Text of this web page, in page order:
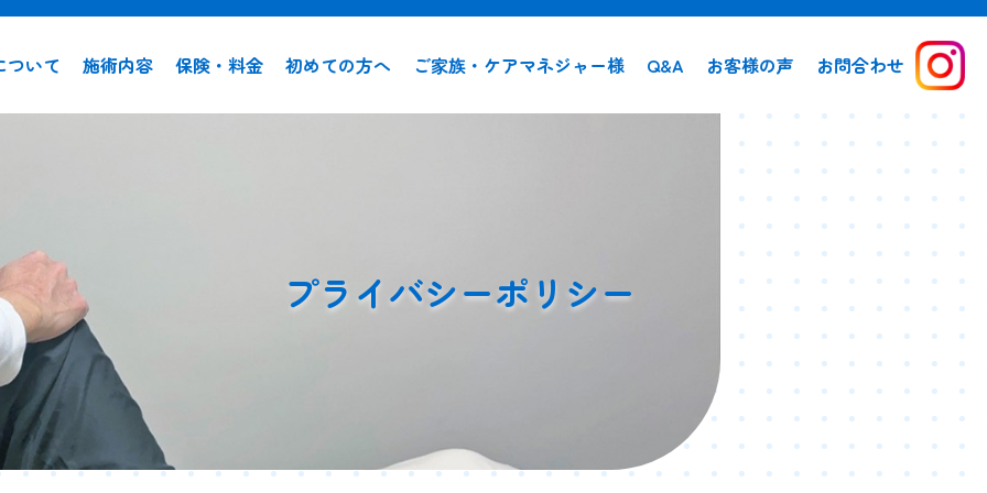
ついて 施術内容 保険・料金 初めての方へ ご家族・ケアマネジャー様 Q&A お客様の声 お問合わせ
プライバシーポリシー